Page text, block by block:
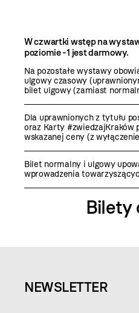
W czwartki wstęp na
poziomie -1 jest darmowy.
Na pozostałe wystawy
ulgowy czasowy
bilet ulgowy (zamiast
Dla uprawnionych z tytułu
oraz Karty #zwiedzajKraków
wskazanej ceny (z
Bilet normalny i ulgowy
wprowadzenia
Bilety
NEWSLETTER